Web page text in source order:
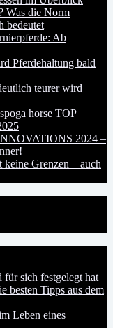
Was die Norm
bedeutet
Ab
Pferdehaltung bald
teurer wird
horse TOP
2024 –
Grenzen – auch
für sich festgelegt hat
besten Tipps aus dem
Leben eines